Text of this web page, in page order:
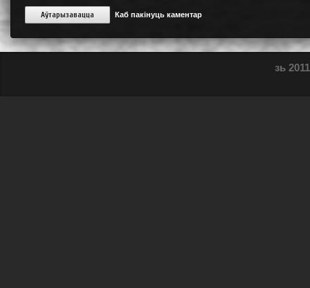
Аўтарызавацца Каб пакінуць каментар
зь 2011